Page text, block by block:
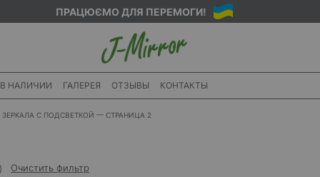
ПРАЦЮЄМО ДЛЯ ПЕРЕМОГИ!
В НАЛИЧИИ ГАЛЕРЕЯ ОТЗЫВЫ КОНТАКТЫ
ЗЕРКАЛА С ПОДСВЕТКОЙ — СТРАНИЦА 2
Очистить фильтр